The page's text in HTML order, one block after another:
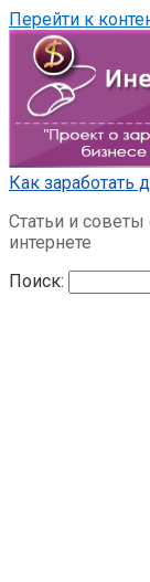
Перейти к
Как заработать
Статьи и советы
интернете
Поиск: